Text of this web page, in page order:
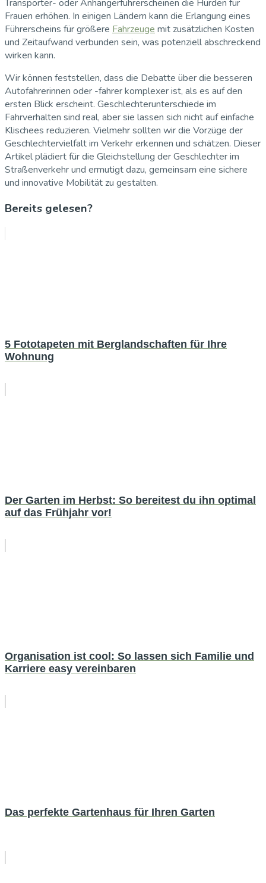
Transporter- oder Anhängerführerscheinen die Hürden für
Frauen erhöhen. In einigen Ländern kann die Erlangung eines
Führerscheins für größere Fahrzeuge mit zusätzlichen Kosten
und Zeitaufwand verbunden sein, was potenziell abschreckend
wirken kann.
Wir können feststellen, dass die Debatte über die besseren
Autofahrerinnen oder -fahrer komplexer ist, als es auf den
ersten Blick erscheint. Geschlechterunterschiede im
Fahrverhalten sind real, aber sie lassen sich nicht auf einfache
Klischees reduzieren. Vielmehr sollten wir die Vorzüge der
Geschlechtervielfalt im Verkehr erkennen und schätzen. Dieser
Artikel plädiert für die Gleichstellung der Geschlechter im
Straßenverkehr und ermutigt dazu, gemeinsam eine sichere
und innovative Mobilität zu gestalten.
Bereits gelesen?
5 Fototapeten mit Berglandschaften für Ihre
Wohnung
Der Garten im Herbst: So bereitest du ihn optimal
auf das Frühjahr vor!
Organisation ist cool: So lassen sich Familie und
Karriere easy vereinbaren
Das perfekte Gartenhaus für Ihren Garten